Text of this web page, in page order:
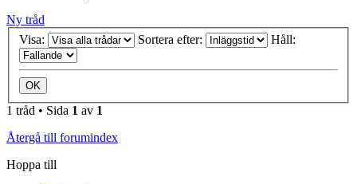
Ny tråd
Visa:
Sortera efter: Håll:
1 tråd • Sida 1 av 1
Återgå till forumindex
Hoppa till